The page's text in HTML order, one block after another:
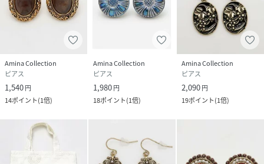
Amina Collection
ピアス
1,540円
14ポイント(1倍)
Amina Collection
ピアス
1,980円
18ポイント(1倍)
Amina Collection
ピアス
2,090円
19ポイント(1倍)